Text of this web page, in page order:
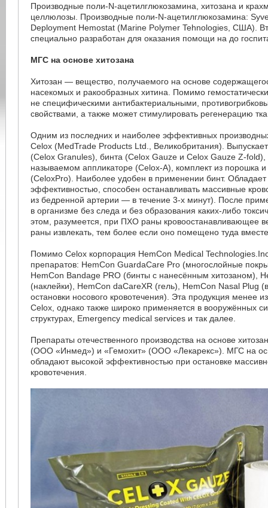
Производные поли-N-ацетилглюкозамина, хитозана и
целлюлозы. Производные поли-N-ацетилглюкозамина:
Deployment Hemostat (Marine Polymer Tehnologies, США).
специально разработан для оказания помощи на до
МГС на основе хитозана
Хитозан — вещество, получаемого на основе
насекомых и ракообразных хитина. Помимо
не специфическими антибактериальными,
свойствами, а также может стимулировать регенерацию
Одним из последних и наиболее эффективных
Celox (MedTrade Products Ltd., Великобритания).
(Celox Granules), бинта (Celox Gauze и Celox Gauze Z-
называемом аппликаторе (Celox-A), комплект из порошка
(CeloxPro). Наиболее удобен в применении бинт. Обладает
эффективностью, способен останавливать массивные
из бедренной артерии — в течение 3-х минут). После
в организме без следа и без образования каких-либо
этом, разумеется, при ПХО раны кровоостанавливающее
раны извлекать, тем более если оно помещено туда
Помимо Celox корпорация HemCon Medical
препаратов: HemCon GuardaCare Pro (многослойные
HemCon Bandage PRO (бинты с нанесённым хитозаном),
(наклейки), HemCon daCareXR (гель), HemCon Nasal Plug
остановки носового кровотечения). Эта продукция менее
Celox, однако также широко применяется в вооружённых
структурах, Emergency medical services и так далее.
Препараты отечественного производства на основе
(ООО «Инмед») и «Гемохит» (ООО «Лекарекс»). МГС на
обладают высокой эффективностью при остановке
кровотечения.